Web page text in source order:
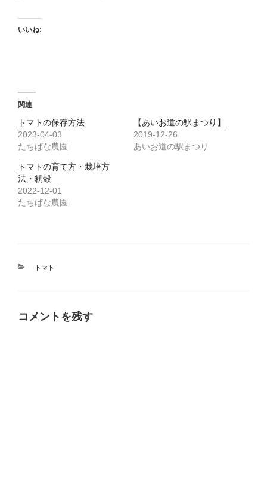
いいね:
関連
トマトの保存方法
2023-04-03
たちばな農園
【あいお道の駅まつり】
2019-12-26
あいお道の駅まつり
トマトの育て方・栽培方
法・籾殻
2022-12-01
たちばな農園
カトマト
コメントを残す